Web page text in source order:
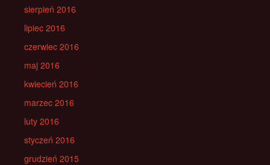
sierpień 2016
lipiec 2016
czerwiec 2016
maj 2016
kwiecień 2016
marzec 2016
luty 2016
styczeń 2016
grudzień 2015